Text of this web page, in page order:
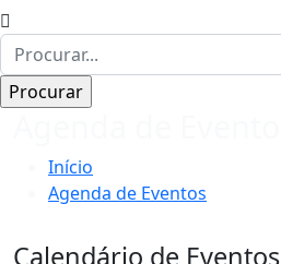
Início
Agenda de Eventos
Calendário de Eventos